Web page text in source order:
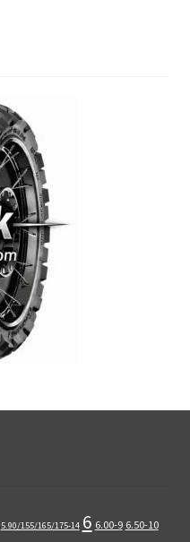
5.90/155/165/175-14 6 6.00-9 6.50-10